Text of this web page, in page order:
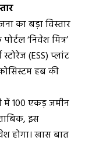
का बड़ा विस्तार
‘निवेश मित्र’
(ESS) प्लांट
हब की
में 100 एकड़ जमीन
इस
होगा। खास बात